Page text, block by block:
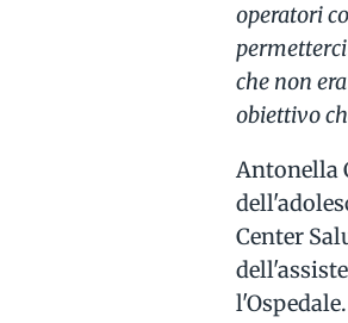
operatori
che non
obiettivo
Antonella
Center
l'Ospedale.